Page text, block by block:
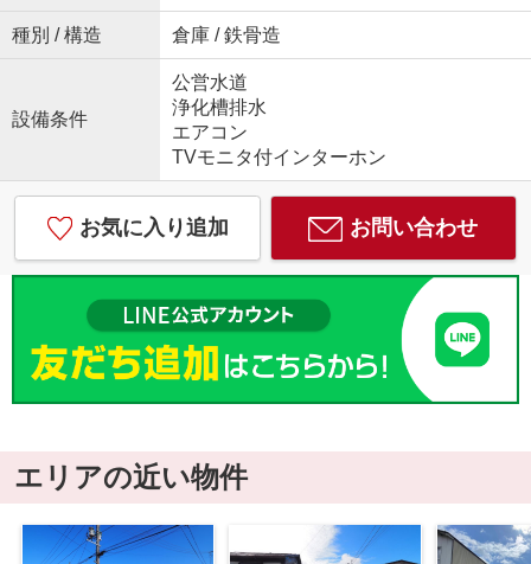
種別 / 構造 倉庫 / 鉄骨造
設備条件
公営水道
浄化槽排水
エアコン
TVモニタ付インターホン
お気に入り追加 お問い合わせ
エリアの近い物件